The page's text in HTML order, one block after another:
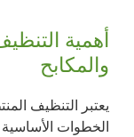
أهمية
والمكابح
يعتبر التنظيف
الخطوات